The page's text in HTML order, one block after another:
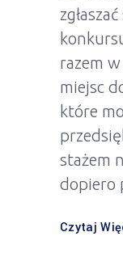
razem w
miejsc
które
stażem
dopiero
Czytaj